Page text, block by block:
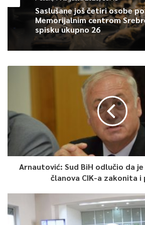
utrošak oko 60.000 KM.
Širi radovi na projektu ozelenjavanja,
javnih zelenih površina i sadnje novih
Article Rating
Saslušane još četiri osobe
Memorijalnim centrom
spisku ukupno 26
Arnautović: Sud BiH odlučio da
članova CIK-a zakonita i